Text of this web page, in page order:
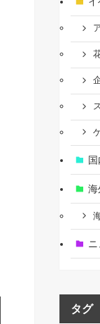
海
ニ
タグ